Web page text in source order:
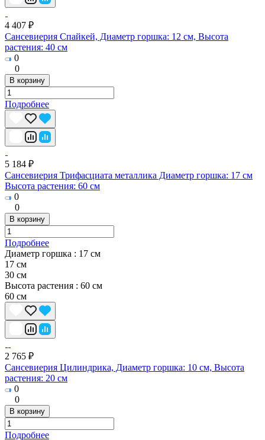
4 407 ₽
Сансевиерия Спайкей, Диаметр горшка: 12 см, Высота
растения: 40 см
0
0
В корзину
Подробнее
5 184 ₽
Сансевиерия Трифасциата металлика Диаметр горшка: 17 см
Высота растения: 60 см
0
0
В корзину
Подробнее
Диаметр горшка : 17 см
17 см
30 cм
Высота растения : 60 см
60 см
2 765 ₽
Сансевиерия Цилиндрика, Диаметр горшка: 10 см, Высота
растения: 20 см
0
0
В корзину
Подробнее